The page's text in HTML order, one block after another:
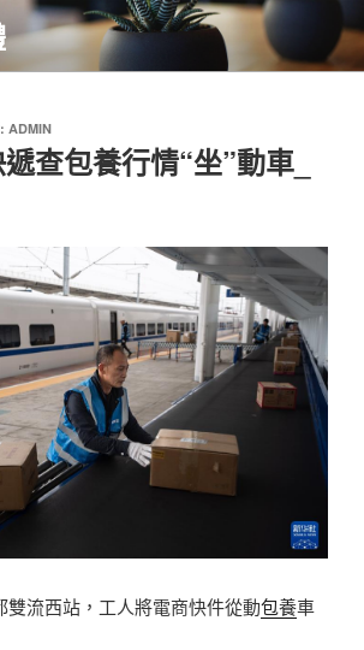
ADMIN
查包養行情“坐”動車_
雙流西站，工人將電商快件從動包養車